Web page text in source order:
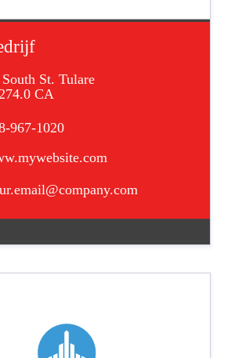
St. Tulare
CA
967-1020